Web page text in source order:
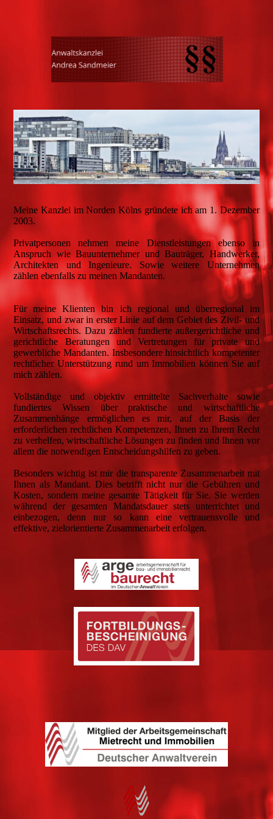
Meine Kanzlei im Norden Kölns gründete ich am 1. Dezember
2003.
Privatpersonen nehmen meine Dienstleistungen ebenso in
Anspruch wie Bauunternehmer und Bauträger, Handwerker,
Architekten und Ingenieure. Sowie weitere Unternehmen
zählen ebenfalls zu meinen Mandanten.
Für meine Klienten bin ich regional und überregional im
Einsatz, und zwar in erster Linie auf dem Gebiet des Zivil- und
Wirtschaftsrechts. Dazu zählen fundierte außergerichtliche und
gerichtliche Beratungen und Vertretungen für private und
gewerbliche Mandanten. Insbesondere hinsichtlich kompetenter
rechtlicher Unterstützung rund um Immobilien können Sie auf
mich zählen.
Vollständige und objektiv ermittelte Sachverhalte sowie
fundiertes Wissen über praktische und wirtschaftliche
Zusammenhänge ermöglichen es mir, auf der Basis der
erforderlichen rechtlichen Kompetenzen, Ihnen zu Ihrem Recht
zu verhelfen, wirtschaftliche Lösungen zu finden und Ihnen vor
allem die notwendigen Entscheidungshilfen zu geben.
Besonders wichtig ist mir die transparente Zusammenarbeit mit
Ihnen als Mandant. Dies betrifft nicht nur die Gebühren und
Kosten, sondern meine gesamte Tätigkeit für Sie. Sie werden
während der gesamten Mandatsdauer stets unterrichtet und
einbezogen, denn nur so kann eine vertrauensvolle und
effektive, zielorientierte Zusammenarbeit erfolgen.